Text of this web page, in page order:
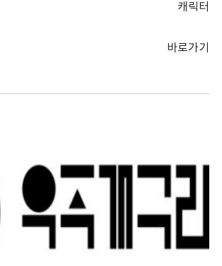
캐릭터
바로가기